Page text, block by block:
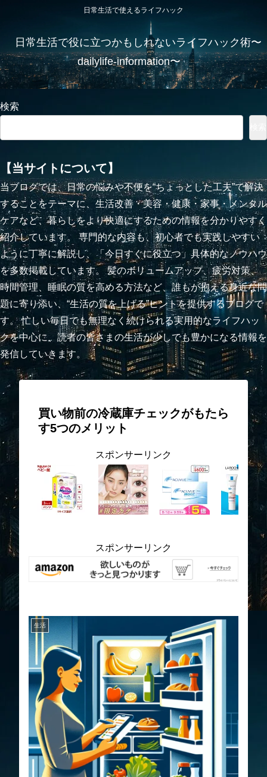
日常生活で使えるライフハック
日常生活で役に立つかもしれないライフハック術〜
dailylife-information〜
検索
【当サイトについて】
当ブログでは、日常の悩みや不便を“ちょっとした工夫”で解決
することをテーマに、生活改善・美容・健康・家事・メンタル
ケアなど、暮らしをより快適にするための情報を分かりやすく
紹介しています。 専門的な内容も、初心者でも実践しやすい
ように丁寧に解説し、「今日すぐに役立つ」具体的なノウハウ
を多数掲載しています。 髪のボリュームアップ、疲労対策、
時間管理、睡眠の質を高める方法など、誰もが抱える身近な問
題に寄り添い、“生活の質を上げる”ヒントを提供するブログで
す。 忙しい毎日でも無理なく続けられる実用的なライフハッ
クを中心に、読者の皆さまの生活が少しでも豊かになる情報を
発信していきます。
買い物前の冷蔵庫チェックがもたら
す5つのメリット
スポンサーリンク
スポンサーリンク
生活